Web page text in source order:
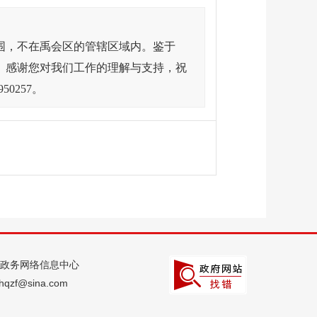
不在禹会区的管辖区域内。鉴于
谢您对我们工作的理解与支持，祝
。
务网络信息中心